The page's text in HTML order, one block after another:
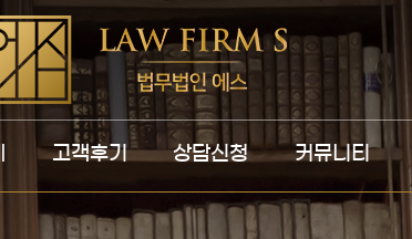
고객후기 상담신청 커뮤니티